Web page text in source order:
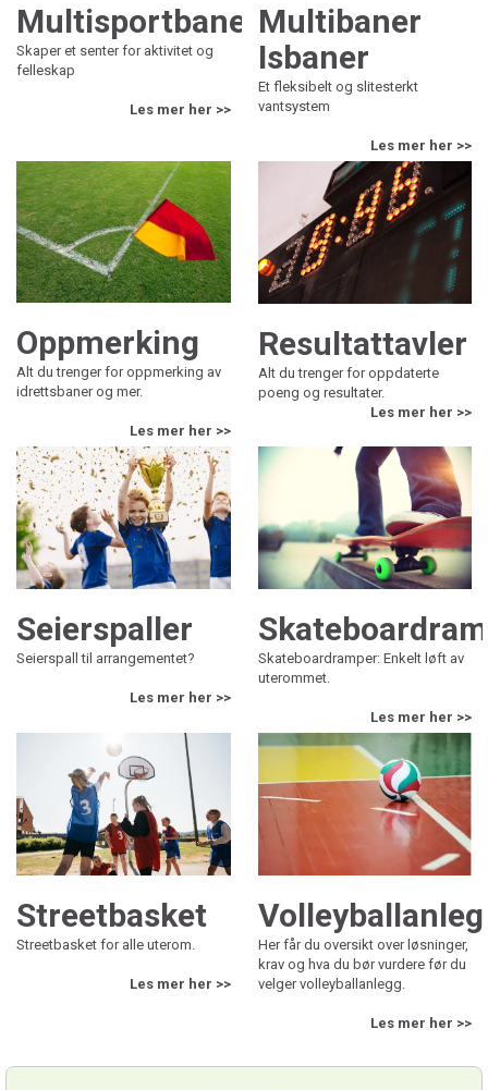
Multisportbane
Skaper et senter for aktivitet og
felleskap
Les mer her >>
Multibaner
Isbaner
Et fleksibelt og slitesterkt
vantsystem
Les mer her >>
Oppmerking
Alt du trenger for oppmerking av
idrettsbaner og mer.
Les mer her >>
Resultattavler
Alt du trenger for oppdaterte
poeng og resultater.
Les mer her >>
Seierspaller
Seierspall til arrangementet?
Les mer her >>
Skateboardramper: Enkelt løft av
uterommet.
Les mer her >>
Streetbasket
Streetbasket for alle uterom.
Les mer her >>
Her får du oversikt over løsninger,
krav og hva du bør vurdere før du
velger volleyballanlegg.
Les mer her >>